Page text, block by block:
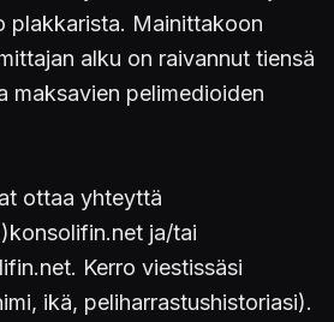
plakkarista. Mainittakoon
alku on raivannut tiensä
maksavien pelimedioiden
ottaa yhteyttä
ja/tai
Kerro viestissäsi
ikä, peliharrastushistoriasi).